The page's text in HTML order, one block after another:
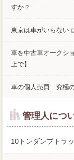
すか？
東京は車がいらない
車を中古車オークシ
上で】
車の個人売買 究極
管理人につ
10トンダンプトラ